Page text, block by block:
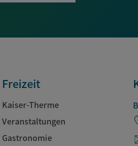
Freizeit
Kaiser-Therme
Veranstaltungen
Gastronomie